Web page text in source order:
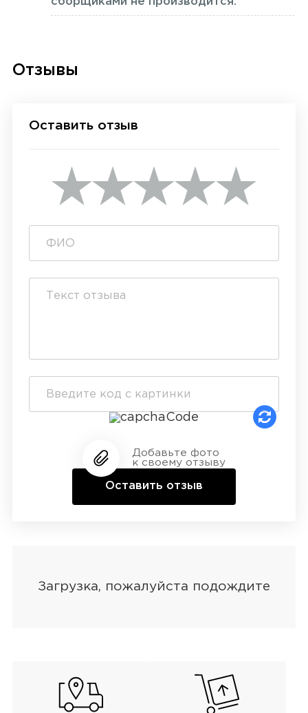
Отзывы
Оставить отзыв
Добавьте фото
к своему отзыву
Оставить отзыв